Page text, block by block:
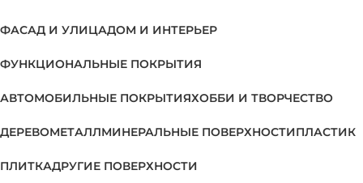
ФАСАД И УЛИЦАДОМ И ИНТЕРЬЕР
ФУНКЦИОНАЛЬНЫЕ ПОКРЫТИЯ
АВТОМОБИЛЬНЫЕ ПОКРЫТИЯХОББИ И ТВОРЧЕСТВО
ДЕРЕВОМЕТАЛЛМИНЕРАЛЬНЫЕ ПОВЕРХНОСТИПЛАСТИК
ПЛИТКАДРУГИЕ ПОВЕРХНОСТИ